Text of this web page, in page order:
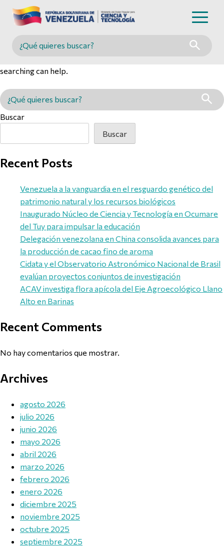
Buscar en MINCYT
searching can help.
Buscar en MINCYT
Buscar
Buscar
Recent Posts
Venezuela a la vanguardia en el resguardo genético del
patrimonio natural y los recursos biológicos
Inaugurado Núcleo de Ciencia y Tecnología en Ocumare
del Tuy para impulsar la educación
Delegación venezolana en China consolida avances para
la producción de cacao fino de aroma
Cidata y el Observatorio Astronómico Nacional de Brasil
evalúan proyectos conjuntos de investigación
ACAV investiga flora apícola del Eje Agroecológico Llano
Alto en Barinas
Recent Comments
No hay comentarios que mostrar.
Archives
agosto 2026
julio 2026
junio 2026
mayo 2026
abril 2026
marzo 2026
febrero 2026
enero 2026
diciembre 2025
noviembre 2025
octubre 2025
septiembre 2025